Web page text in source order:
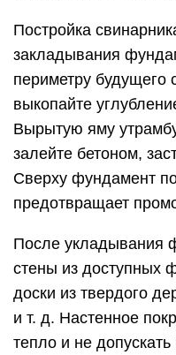
Постройка
закладывания
периметру будущего
выкопайте
Вырытую яму
залейте бетоном,
Сверху фундамент
предотвращает
После укладывания
стены из доступных
доски из твердого
и т. д. Настенное
тепло и не